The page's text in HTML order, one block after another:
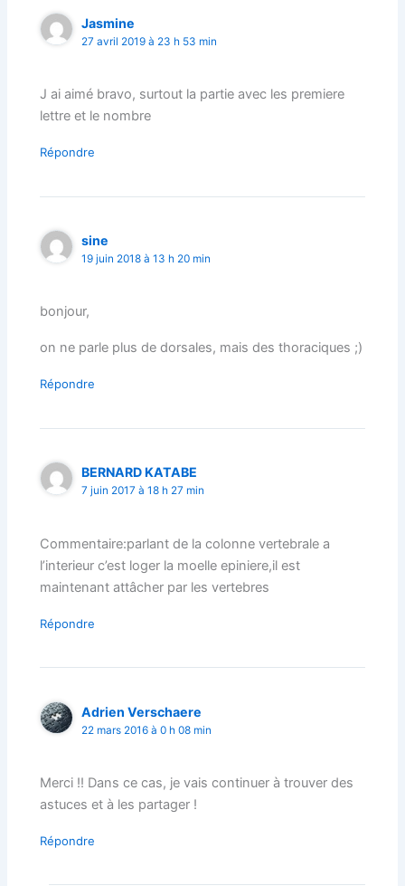
Jasmine
27 avril 2019 à 23 h 53 min
J ai aimé bravo, surtout la partie avec les premiere
lettre et le nombre
Répondre
sine
19 juin 2018 à 13 h 20 min
bonjour,
on ne parle plus de dorsales, mais des thoraciques ;)
Répondre
BERNARD KATABE
7 juin 2017 à 18 h 27 min
Commentaire:parlant de la colonne vertebrale a
l’interieur c’est loger la moelle epiniere,il est
maintenant attâcher par les vertebres
Répondre
Adrien Verschaere
22 mars 2016 à 0 h 08 min
Merci !! Dans ce cas, je vais continuer à trouver des
astuces et à les partager !
Répondre